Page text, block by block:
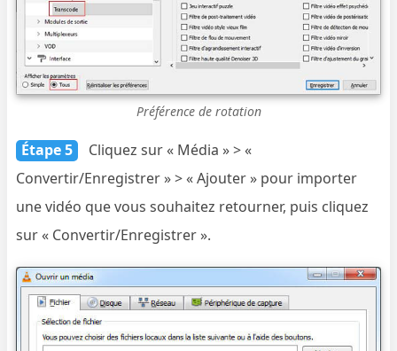
Préférence de rotation
Étape 5
Cliquez sur « Média » > «
Convertir/Enregistrer » > « Ajouter » pour importer
une vidéo que vous souhaitez retourner, puis cliquez
sur « Convertir/Enregistrer ».